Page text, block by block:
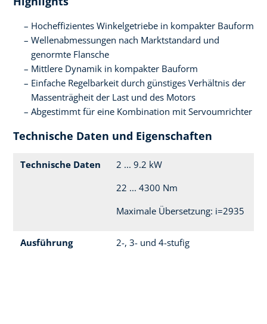
Hocheffizientes Winkelgetriebe in kompakter Bauform
Wellenabmessungen nach Marktstandard und
genormte Flansche
Mittlere Dynamik in kompakter Bauform
Einfache Regelbarkeit durch günstiges Verhältnis der
Massenträgheit der Last und des Motors
Abgestimmt für eine Kombination mit Servoumrichter
Technische Daten und Eigenschaften
Technische Daten
2 ... 9.2 kW
22 ... 4300 Nm
Maximale Übersetzung: i=2935
Ausführung 2-, 3- und 4-stufig